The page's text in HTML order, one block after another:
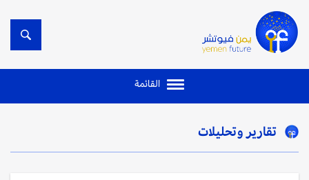
القائمة
تقارير وتحليلات